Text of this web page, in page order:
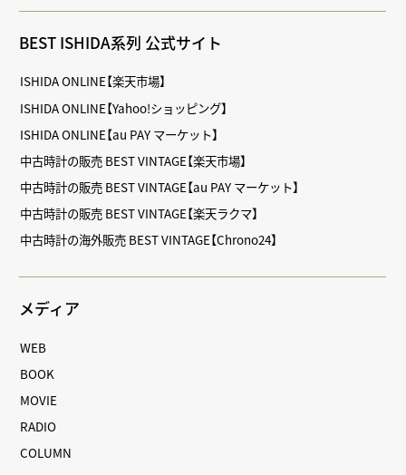
BEST ISHIDA系列 公式サイト
ISHIDA ONLINE【楽天市場】
ISHIDA ONLINE【Yahoo!ショッピング】
ISHIDA ONLINE【au PAY マーケット】
中古時計の販売 BEST VINTAGE【楽天市場】
中古時計の販売 BEST VINTAGE【au PAY マーケット】
中古時計の販売 BEST VINTAGE【楽天ラクマ】
中古時計の海外販売 BEST VINTAGE【Chrono24】
メディア
WEB
BOOK
MOVIE
RADIO
COLUMN